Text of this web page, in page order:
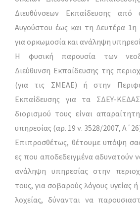
Διευθύνσεων Εκπαίδευσης
Αυγούστου έως και τη Δευτέρα 1η
για ορκωμοσία και ανάληψη
Η φυσική παρουσία των
Διεύθυνση Εκπαίδευσης της
(για τις ΣΜΕΑΕ) ή στην
Εκπαίδευσης για τα ΣΔΕΥ-
διορισμού τους είναι
υπηρεσίας (αρ. 19 ν. 3528/2007,
Επιπροσθέτως, θέτουμε υπόψη
ες που αποδεδειγμένα αδυνατούν
ανάληψη υπηρεσίας στην
τους, για σοβαρούς λόγους υγείας
λοχείας, δύνανται να